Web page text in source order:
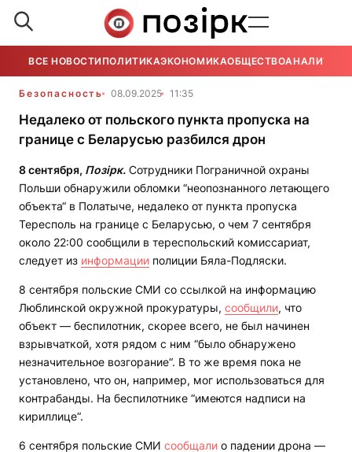
ВСЕ НОВОСТИ ПОЛИТИКАЭКОНОМИКАОБЩЕСТВОАНАЛИТИКА
Безопасность 08.09.2025 11:35
Недалеко от польского пункта пропуска на
границе с Беларусью разбился дрон
8 сентября, Позірк. Сотрудники Пограничной охраны
Польши обнаружили обломки “неопознанного летающего
объекта“ в Полатыче, недалеко от пункта пропуска
Тересполь на границе с Беларусью, о чем 7 сентября
около 22:00 сообщили в тереспольский комиссариат,
следует из информации полиции Бяла-Подляски.
8 сентября польские СМИ со ссылкой на информацию
Люблинской окружной прокуратуры, сообщили, что
объект — беспилотник, скорее всего, не был начинен
взрывчаткой, хотя рядом с ним “было обнаружено
незначительное возгорание“. В то же время пока не
установлено, что он, например, мог использоваться для
контрабанды. На беспилотнике “имеются надписи на
кириллице“.
6 сентября польские СМИ сообщали о падении дрона —